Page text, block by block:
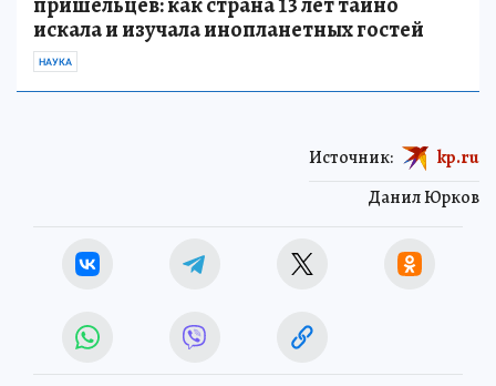
искала и изучала инопланетных гостей
НАУКА
Данил Юрков
Источник: kp.ru